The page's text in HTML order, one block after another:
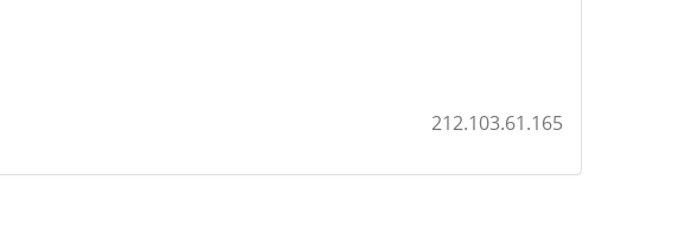
212.103.61.165